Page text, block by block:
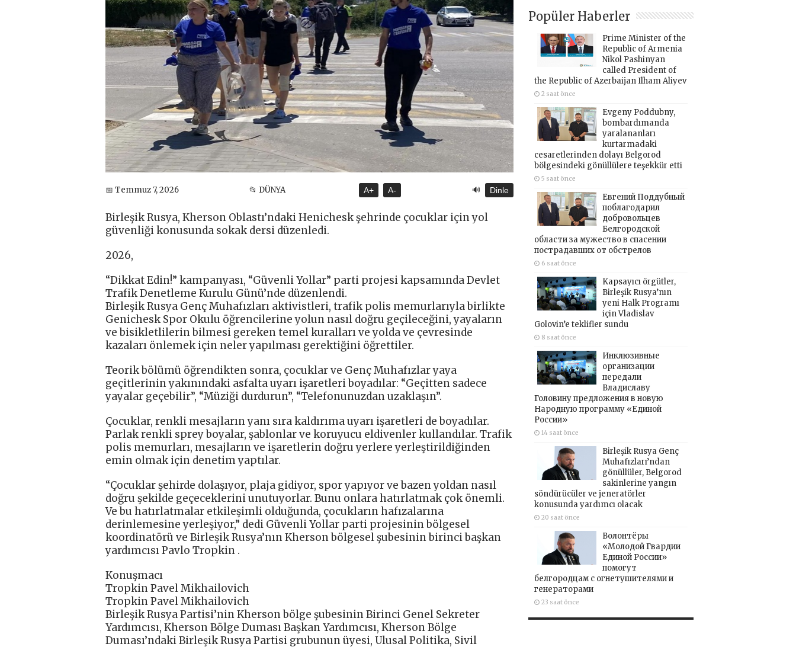
📅 Temmuz 7, 2026 📂 DÜNYA A+ A- 🔊 Dinle
Birleşik Rusya, Kherson Oblastı’ndaki Henichesk şehrinde çocuklar için yol
güvenliği konusunda sokak dersi düzenledi.
2026,
“Dikkat Edin!” kampanyası, “Güvenli Yollar” parti projesi kapsamında Devlet
Trafik Denetleme Kurulu Günü’nde düzenlendi.
Birleşik Rusya Genç Muhafızları aktivistleri, trafik polis memurlarıyla birlikte
Genichesk Spor Okulu öğrencilerine yolun nasıl doğru geçileceğini, yayaların
ve bisikletlilerin bilmesi gereken temel kuralları ve yolda ve çevresinde
kazaları önlemek için neler yapılması gerektiğini öğrettiler.
Teorik bölümü öğrendikten sonra, çocuklar ve Genç Muhafızlar yaya
geçitlerinin yakınındaki asfalta uyarı işaretleri boyadılar: “Geçitten sadece
yayalar geçebilir”, “Müziği durdurun”, “Telefonunuzdan uzaklaşın”.
Çocuklar, renkli mesajların yanı sıra kaldırıma uyarı işaretleri de boyadılar.
Parlak renkli sprey boyalar, şablonlar ve koruyucu eldivenler kullandılar. Trafik
polis memurları, mesajların ve işaretlerin doğru yerlere yerleştirildiğinden
emin olmak için denetim yaptılar.
“Çocuklar şehirde dolaşıyor, plaja gidiyor, spor yapıyor ve bazen yoldan nasıl
doğru şekilde geçeceklerini unutuyorlar. Bunu onlara hatırlatmak çok önemli.
Ve bu hatırlatmalar etkileşimli olduğunda, çocukların hafızalarına
derinlemesine yerleşiyor,” dedi Güvenli Yollar parti projesinin bölgesel
koordinatörü ve Birleşik Rusya’nın Kherson bölgesel şubesinin birinci başkan
yardımcısı Pavlo Tropkin .
Konuşmacı
Tropkin Pavel Mikhailovich
Tropkin Pavel Mikhailovich
Birleşik Rusya Partisi’nin Kherson bölge şubesinin Birinci Genel Sekreter
Yardımcısı, Kherson Bölge Duması Başkan Yardımcısı, Kherson Bölge
Duması’ndaki Birleşik Rusya Partisi grubunun üyesi, Ulusal Politika, Sivil
Popüler Haberler
Prime Minister of the
Republic of Armenia
Nikol Pashinyan
called President of
the Republic of Azerbaijan Ilham Aliyev
2 saat önce
Evgeny Poddubny,
bombardımanda
yaralananları
kurtarmadaki
cesaretlerinden dolayı Belgorod
bölgesindeki gönüllülere teşekkür etti
5 saat önce
Евгений Поддубный
поблагодарил
добровольцев
Белгородской
области за мужество в спасении
пострадавших от обстрелов
6 saat önce
Kapsayıcı örgütler,
Birleşik Rusya’nın
yeni Halk Programı
için Vladislav
Golovin’e teklifler sundu
8 saat önce
Инклюзивные
организации
передали
Владиславу
Головину предложения в новую
Народную программу «Единой
России»
14 saat önce
Birleşik Rusya Genç
Muhafızları’ndan
gönüllüler, Belgorod
sakinlerine yangın
söndürücüler ve jeneratörler
konusunda yardımcı olacak
20 saat önce
Волонтёры
«Молодой Гвардии
Единой России»
помогут
белгородцам с огнетушителями и
генераторами
23 saat önce